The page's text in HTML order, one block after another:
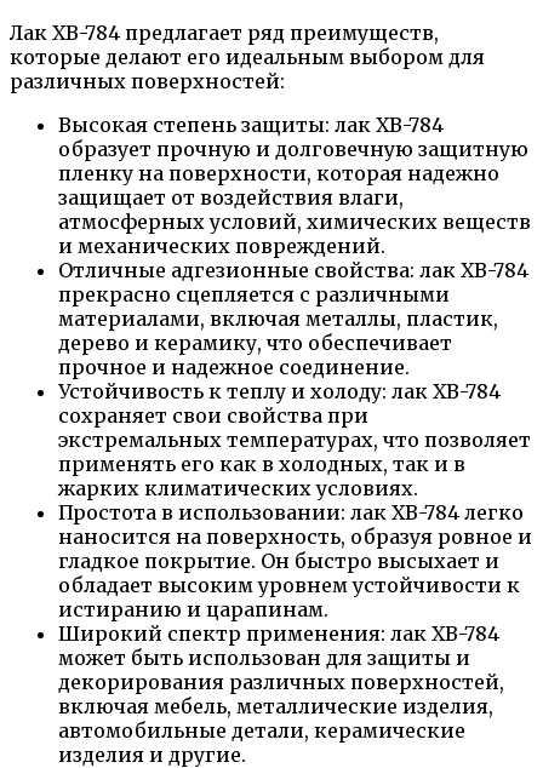
Лак ХВ-784 предлагает ряд преимуществ,
которые делают его идеальным выбором для
различных поверхностей:
Высокая степень защиты: лак ХВ-784
образует прочную и долговечную защитную
пленку на поверхности, которая надежно
защищает от воздействия влаги,
атмосферных условий, химических веществ
и механических повреждений.
Отличные адгезионные свойства: лак ХВ-784
прекрасно сцепляется с различными
материалами, включая металлы, пластик,
дерево и керамику, что обеспечивает
прочное и надежное соединение.
Устойчивость к теплу и холоду: лак ХВ-784
сохраняет свои свойства при
экстремальных температурах, что позволяет
применять его как в холодных, так и в
жарких климатических условиях.
Простота в использовании: лак ХВ-784 легко
наносится на поверхность, образуя ровное и
гладкое покрытие. Он быстро высыхает и
обладает высоким уровнем устойчивости к
истиранию и царапинам.
Широкий спектр применения: лак ХВ-784
может быть использован для защиты и
декорирования различных поверхностей,
включая мебель, металлические изделия,
автомобильные детали, керамические
изделия и другие.